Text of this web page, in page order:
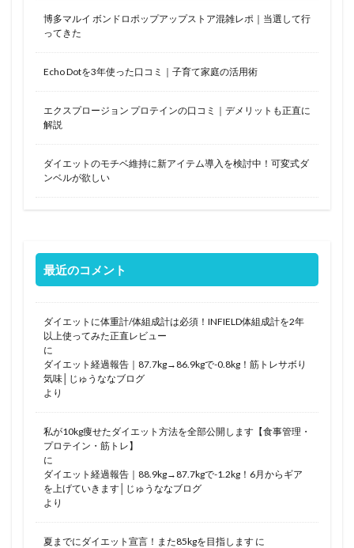
博多マルイ ボンドロポップアップストア混雑レポ｜当選して行
ってきた
Echo Dotを3年使った口コミ｜子育て家庭の活用術
エクスプロージョン プロテインの口コミ｜デメリットも正直に
解説
ダイエットのモチベ維持に新アイテム導入を検討中！可変式ダ
ンベルが欲しい
最近のコメント
ダイエットに体重計/体組成計は必須！INFIELD体組成計を2年
以上使ってみた正直レビュー
に
ダイエット経過報告｜87.7kg→86.9kgで-0.8kg！筋トレサボり
気味│じゅうななブログ
より
私が10kg痩せたダイエット方法を全部公開します【食事管理・
プロテイン・筋トレ】
に
ダイエット経過報告｜88.9kg→87.7kgで-1.2kg！6月からギア
を上げていきます│じゅうななブログ
より
夏までにダイエット宣言！また85kgを目指します に